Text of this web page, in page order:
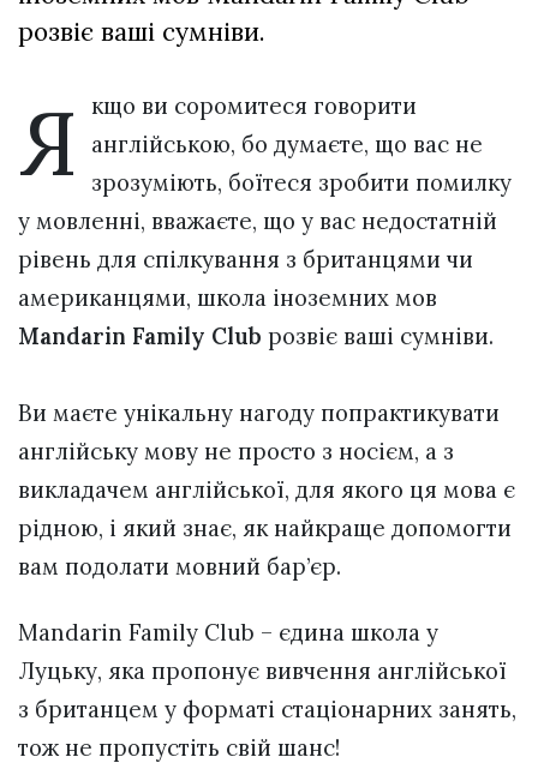
розвіє ваші сумніви.
Я
кщо ви соромитеся говорити
англійською, бо думаєте, що вас не
зрозуміють, боїтеся зробити помилку
у мовленні, вважаєте, що у вас недостатній
рівень для спілкування з британцями чи
американцями, школа іноземних мов
Mandarin Family Club розвіє ваші сумніви.
Ви маєте унікальну нагоду попрактикувати
англійську мову не просто з носієм, а з
викладачем англійської, для якого ця мова є
рідною, і який знає, як найкраще допомогти
вам подолати мовний бар’єр.
Mandarin Family Club – єдина школа у
Луцьку, яка пропонує вивчення англійської
з британцем у форматі стаціонарних занять,
тож не пропустіть свій шанс!